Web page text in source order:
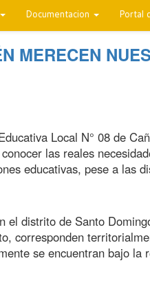
Documentacion Portal
MERECEN
Local N° 08 de
las reales
educativas, pese a las
el distrito de Santo
corresponden
se encuentran bajo la